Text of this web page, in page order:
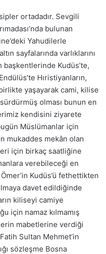
ortadadır. Sevgili
bulunan
Yahudilerle
sayfalarında varlıklarını
başkentlerinde Kudüs’te,
Hıristiyanların,
yaşayarak cami, kilise
olması bunun en
kendisini ziyarete
Müslümanlar için
mukaddes mekân olan
için birkaç saatliğine
verebileceği en
Kudüs’ü fethettikten
davet edildiğinde
kiliseyi camiye
için namaz kılmamış
mabetlerine verdiği
Sultan Mehmet’in
sözleşme Bosna